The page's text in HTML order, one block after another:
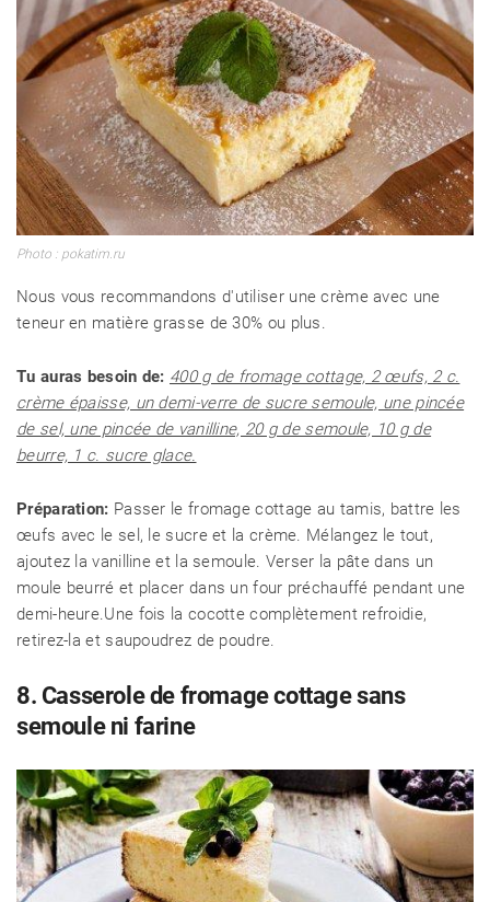
Photo : pokatim.ru
Nous vous recommandons d'utiliser une crème avec une
teneur en matière grasse de 30% ou plus.
Tu auras besoin de: 400 g de fromage cottage, 2 œufs, 2 c.
crème épaisse, un demi-verre de sucre semoule, une pincée
de sel, une pincée de vanilline, 20 g de semoule, 10 g de
beurre, 1 c. sucre glace.
Préparation: Passer le fromage cottage au tamis, battre les
œufs avec le sel, le sucre et la crème. Mélangez le tout,
ajoutez la vanilline et la semoule. Verser la pâte dans un
moule beurré et placer dans un four préchauffé pendant une
demi-heure.Une fois la cocotte complètement refroidie,
retirez-la et saupoudrez de poudre.
8. Casserole de fromage cottage sans
semoule ni farine